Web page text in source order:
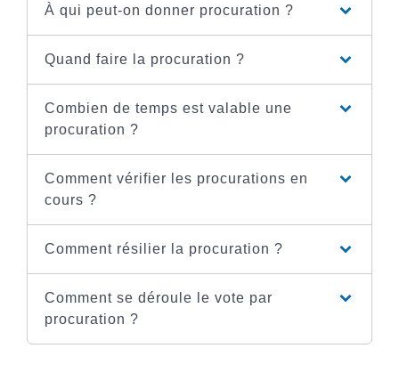
À qui peut-on donner procuration ?
Quand faire la procuration ?
Combien de temps est valable une
procuration ?
Comment vérifier les procurations en
cours ?
Comment résilier la procuration ?
Comment se déroule le vote par
procuration ?